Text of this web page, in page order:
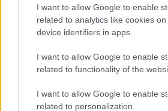
I want to allow Google to enable
related to analytics like cookies
device identifiers in apps.
I want to allow Google to enable
related to functionality of the
I want to allow Google to enable
related to personalization.
R. BIJMAN MTM Kawasaki
Freudenberg KTM
K. SABATUCCI
Kawasaki GP
S. DI SORA
Leader Team